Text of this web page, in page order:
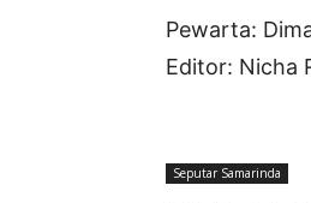
Pewarta:
Editor: Nicha